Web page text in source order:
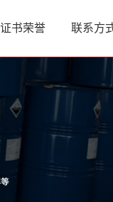
证书荣誉 联系方